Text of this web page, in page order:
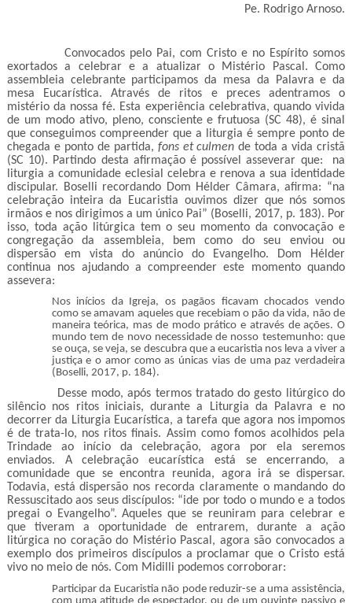
Pe. Rodrigo Arnoso.
Convocados pelo Pai, com Cristo e no Espírito somos
exortados a celebrar e a atualizar o Mistério Pascal. Como
assembleia celebrante participamos da mesa da Palavra e da
mesa Eucarística. Através de ritos e preces adentramos o
mistério da nossa fé. Esta experiência celebrativa, quando vivida
de um modo ativo, pleno, consciente e frutuosa (SC 48), é sinal
que conseguimos compreender que a liturgia é sempre ponto de
chegada e ponto de partida, fons et culmen de toda a vida cristã
(SC 10). Partindo desta afirmação é possível asseverar que: na
liturgia a comunidade eclesial celebra e renova a sua identidade
discipular. Boselli recordando Dom Hélder Câmara, afirma: “na
celebração inteira da Eucaristia ouvimos dizer que nós somos
irmãos e nos dirigimos a um único Pai” (Boselli, 2017, p. 183). Por
isso, toda ação litúrgica tem o seu momento da convocação e
congregação da assembleia, bem como do seu enviou ou
dispersão em vista do anúncio do Evangelho. Dom Hélder
continua nos ajudando a compreender este momento quando
assevera:
Nos inícios da Igreja, os pagãos ficavam chocados vendo
como se amavam aqueles que recebiam o pão da vida, não de
maneira teórica, mas de modo prático e através de ações. O
mundo tem de novo necessidade de nosso testemunho: que
se ouça, se veja, se descubra que a eucaristia nos leva a viver a
justiça e o amor como as únicas vias de uma paz verdadeira
(Boselli, 2017, p. 184).
Desse modo, após termos tratado do gesto litúrgico do
silêncio nos ritos iniciais, durante a Liturgia da Palavra e no
decorrer da Liturgia Eucarística, a tarefa que agora nos impomos
é de trata-lo, nos ritos finais. Assim como fomos acolhidos pela
Trindade ao início da celebração, agora por ela seremos
enviados. A celebração eucarística está se encerrando, a
comunidade que se encontra reunida, agora irá se dispersar.
Todavia, está dispersão nos recorda claramente o mandando do
Ressuscitado aos seus discípulos: “ide por todo o mundo e a todos
pregai o Evangelho”. Aqueles que se reuniram para celebrar e
que tiveram a oportunidade de entrarem, durante a ação
litúrgica no coração do Mistério Pascal, agora são convocados a
exemplo dos primeiros discípulos a proclamar que o Cristo está
vivo no meio de nós. Com Midilli podemos corroborar:
Participar da Eucaristia não pode reduzir-se a uma assistência,